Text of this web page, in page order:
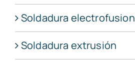
Soldadura electrofusion
Soldadura extrusión